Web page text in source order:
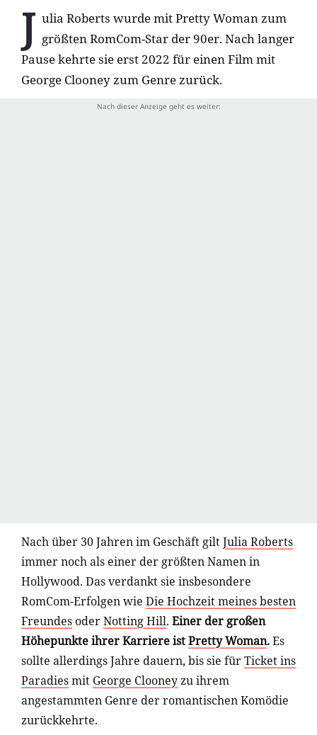
J ulia Roberts wurde mit Pretty Woman zum
größten RomCom-Star der 90er. Nach langer
Pause kehrte sie erst 2022 für einen Film mit
George Clooney zum Genre zurück.
Nach über 30 Jahren im Geschäft giltJulia Roberts
immer noch als einer der größten Namen in
Hollywood. Das verdankt sie insbesondere
RomCom-Erfolgen wie Die Hochzeit meines besten
Freundes oderNotting Hill. Einer der großen
Höhepunkte ihrer Karriere istPretty Woman.Es
sollte allerdings Jahre dauern, bis sie fürTicket ins
Paradiesmit George Clooneyzu ihrem
angestammten Genre der romantischen Komödie
zurückkehrte.